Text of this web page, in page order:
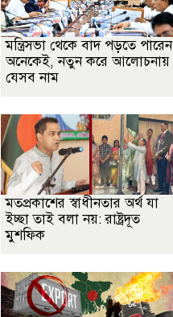
মন্ত্রিসভা থেকে বাদ পড়তে পারেন
অনেকেই, নতুন করে আলোচনায়
যেসব নাম
মতপ্রকাশের স্বাধীনতার অর্থ যা
ইচ্ছা তাই বলা নয়: রাষ্ট্রদূত
মুশফিক